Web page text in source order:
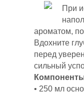
При
ароматом,
Вдохните
перед
сильный
• 250 мл